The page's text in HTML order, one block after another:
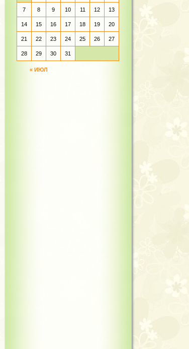
« ИЮЛ
7 8 9 10 11 12 13
14 15 16 17 18 19 20
21 22 23 24 25 26 27
28 29 30 31